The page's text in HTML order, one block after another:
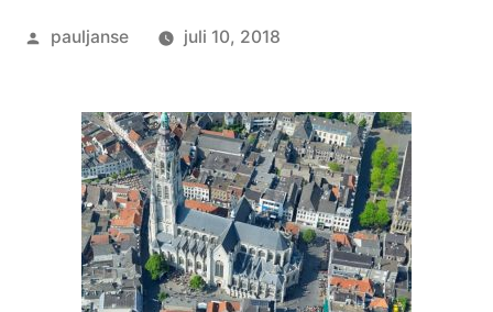
Geplaatst
pauljanse juli 10, 2018